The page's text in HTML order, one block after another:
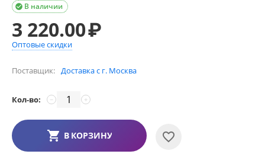
В наличии

3 220.00₽
Оптовые скидки
Поставщик: Доставка с г. Москва
Кол-во: +
−
В КОРЗИНУ